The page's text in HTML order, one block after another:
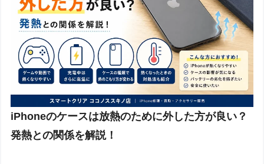
iPhoneのケースは放熱のために外した方が良い？
発熱との関係を解説！